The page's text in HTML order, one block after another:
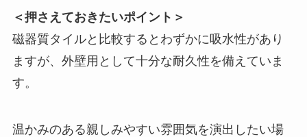
＜押さえておきたいポイント＞
磁器質タイルと比較するとわずかに吸水性があり
ますが、外壁用として十分な耐久性を備えていま
す。
温かみのある親しみやすい雰囲気を演出したい場